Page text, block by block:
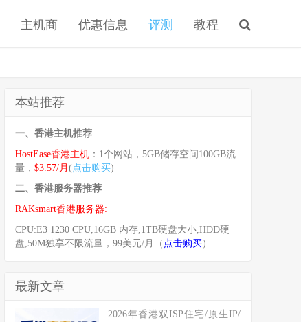
主机商 优惠信息 评测 教程
本站推荐
一、香港主机推荐
HostEase香港主机 ：1个网站，5GB储存空间100GB流
量， $3.57/月 ( 点击购买)
二、香港服务器推荐
RAKsmart香港服务器:
CPU:E3 1230 CPU,16GB 内存,1TB硬盘大小,HDD硬
盘,50M独享不限流量，99美元/月（ 点击购买）
最新文章
2026年香港双ISP住宅/原生IP/